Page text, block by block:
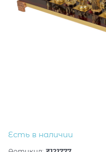
Есть в наличии